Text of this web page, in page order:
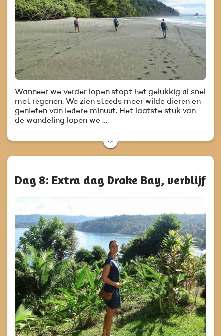
Wanneer we verder lopen stopt het gelukkig al snel
met regenen. We zien steeds meer wilde dieren en
genieten van iedere minuut. Het laatste stuk van
de wandeling lopen we …
﹀
Dag 8: Extra dag Drake Bay, verblijf